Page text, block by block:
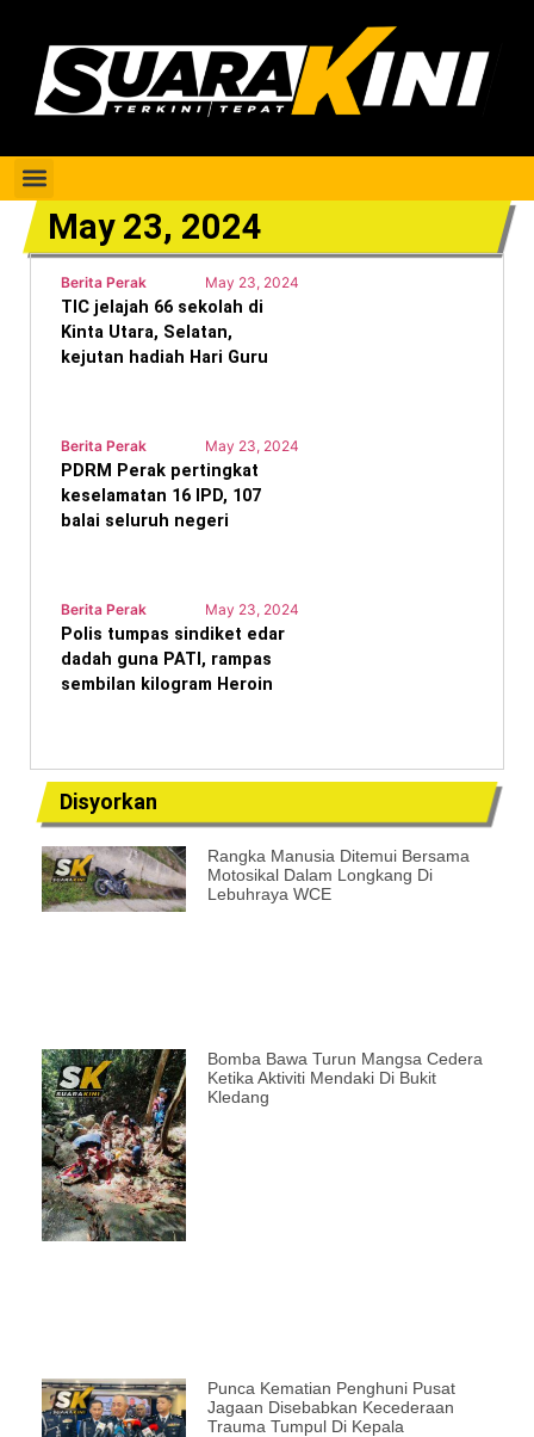
May 23, 2024
TIC jelajah 66 sekolah di
Kinta Utara, Selatan,
kejutan hadiah Hari Guru
Berita Perak May 23, 2024
PDRM Perak pertingkat
keselamatan 16 IPD, 107
balai seluruh negeri
Berita Perak May 23, 2024
Polis tumpas sindiket edar
dadah guna PATI, rampas
sembilan kilogram Heroin
Berita Perak May 23, 2024
Disyorkan
Rangka Manusia Ditemui Bersama
Motosikal Dalam Longkang Di
Lebuhraya WCE
Bomba Bawa Turun Mangsa Cedera
Ketika Aktiviti Mendaki Di Bukit
Kledang
Punca Kematian Penghuni Pusat
Jagaan Disebabkan Kecederaan
Trauma Tumpul Di Kepala